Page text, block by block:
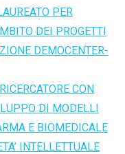
PER
DEI PROGETTI
DEMOCENTER-
CON
DI MODELLI
E BIOMEDICALE
INTELLETTUALE